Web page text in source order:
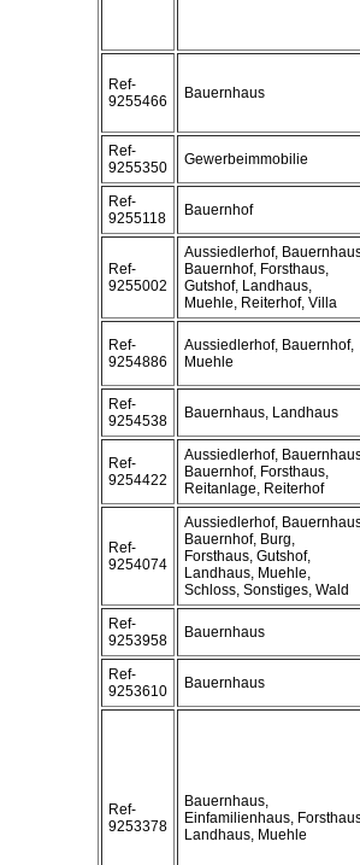
Ref-
9255466
Bauernhaus
Ref-
9255350
Gewerbeimmobilie
Ref-
9255118
Bauernhof
Ref-
9255002
Aussiedlerhof,
Bauernhof, Forsthaus,
Gutshof, Landhaus,
Muehle, Reiterhof, Villa
Ref-
9254886
Aussiedlerhof, Bauernhof,
Muehle
Ref-
9254538
Bauernhaus, Landhaus
Ref-
9254422
Aussiedlerhof,
Bauernhof, Forsthaus,
Reitanlage, Reiterhof
Ref-
9254074
Aussiedlerhof,
Bauernhof, Burg,
Forsthaus, Gutshof,
Landhaus, Muehle,
Schloss, Sonstiges, Wald
Ref-
9253958
Bauernhaus
Ref-
9253610
Bauernhaus
Ref-
9253378
Bauernhaus,
Einfamilienhaus,
Landhaus, Muehle